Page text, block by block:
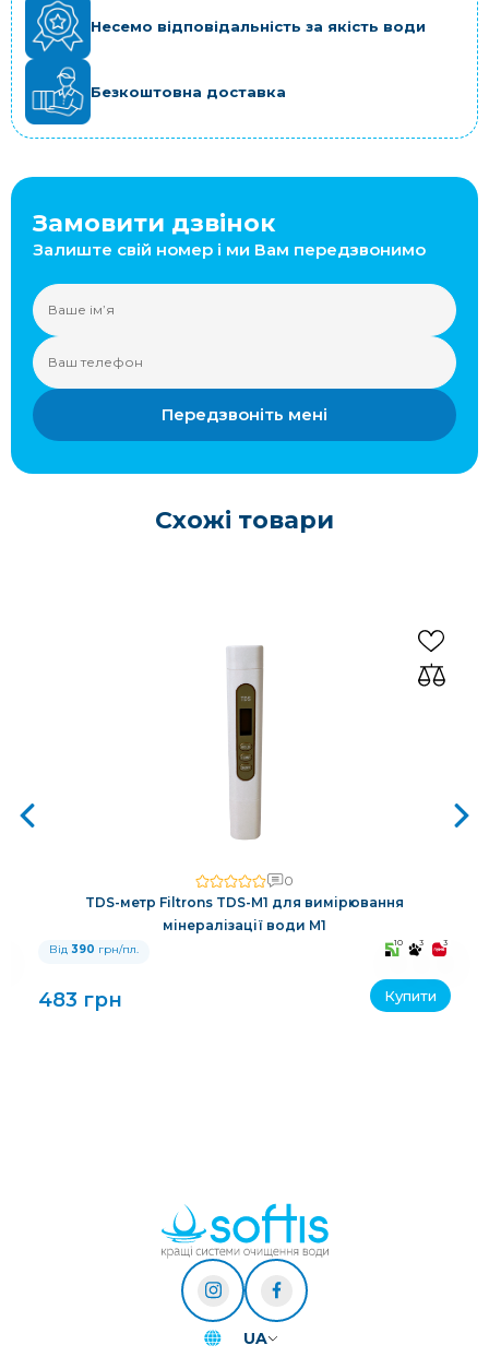
Несемо відповідальність за якість води
Безкоштовна доставка
Замовити дзвінок
Залиште свій номер і ми Вам передзвонимо
Передзвоніть мені
Схожі товари
0
TDS-метр Filtrons TDS-M1 для вимірювання
мінералізації води M1
Від 390 грн/пл. 10 3 3
483 грн Купити
UA